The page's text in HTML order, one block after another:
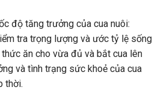
độ tăng trưởng của cua nuôi:
tra trọng lượng và ước tỷ lệ sống
ăn cho vừa đủ và bắt cua lên
và tình trạng sức khoẻ của cua
thời.